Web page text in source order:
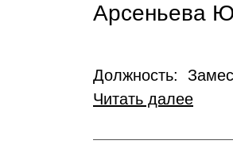
Арсеньева
Должность:
Читать далее